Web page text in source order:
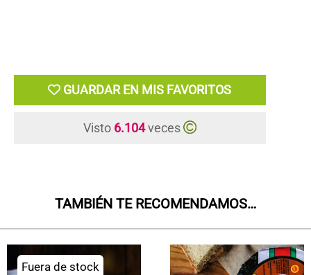
GUARDAR EN MIS FAVORITOS
Visto 6.104veces
TAMBIÉN TE RECOMENDAMOS…
Fuera de stock